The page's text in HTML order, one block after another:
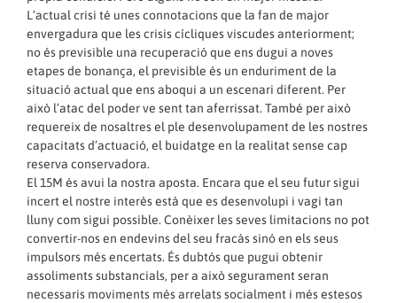
L’actual crisi té unes connotacions que la fan de major
envergadura que les crisis cícliques viscudes anteriorment;
no és previsible una recuperació que ens dugui a noves
etapes de bonança, el previsible és un enduriment de la
situació actual que ens aboqui a un escenari diferent. Per
això l’atac del poder ve sent tan aferrissat. També per això
requereix de nosaltres el ple desenvolupament de les nostres
capacitats d’actuació, el buidatge en la realitat sense cap
reserva conservadora.
El 15M és avui la nostra aposta. Encara que el seu futur sigui
incert el nostre interès està que es desenvolupi i vagi tan
lluny com sigui possible. Conèixer les seves limitacions no pot
convertir-nos en endevins del seu fracàs sinó en els seus
impulsors més encertats. És dubtós que pugui obtenir
assoliments substancials, per a això segurament seran
necessaris moviments més arrelats socialment i més estesos